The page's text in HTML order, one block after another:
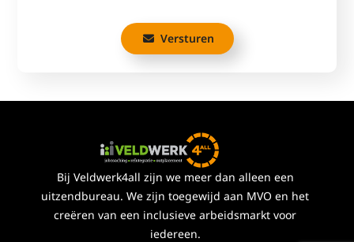
Versturen
Bij Veldwerk4all zijn we meer dan alleen een
uitzendbureau. We zijn toegewijd aan MVO en het
creëren van een inclusieve arbeidsmarkt voor
iedereen.